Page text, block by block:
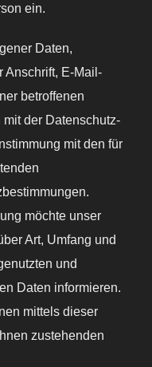
ein.
Daten,
Anschrift, E-Mail-
betroffenen
der Datenschutz-
mit den für
möchte unser
Art, Umfang und
und
Daten informieren.
mittels dieser
zustehenden